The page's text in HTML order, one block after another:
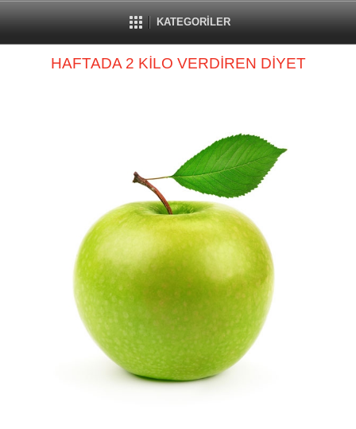
KATEGORİLER
HAFTADA 2 KİLO VERDİREN DİYET